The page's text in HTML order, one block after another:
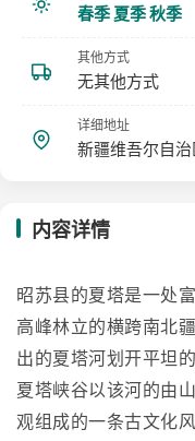
春季 夏季 秋季
其他方式
无其他方式
详细地址
新疆维吾尔自
内容详情
昭苏县的夏塔是一处
高峰林立的横跨南北
出的夏塔河划开平坦
夏塔峡谷以该河的由
观组成的一条古文化